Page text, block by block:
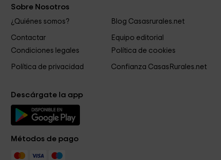
Sobre Nosotros
¿Quiénes somos? Blog Casasrurales.net
Contactar
Equipo editorial
Condiciones legales
Política de cookies
Política de privacidad Confianza CasasRurales.net
Descárgate la app
Métodos de pago